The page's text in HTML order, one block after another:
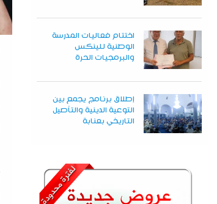
اختتام فعاليات المدرسة
الوطنية للينكس
والبرمجيات الحرة
إطلاق برنامج يجمع بين
التوعية الدينية والتأصيل
التاريخي بعنابة